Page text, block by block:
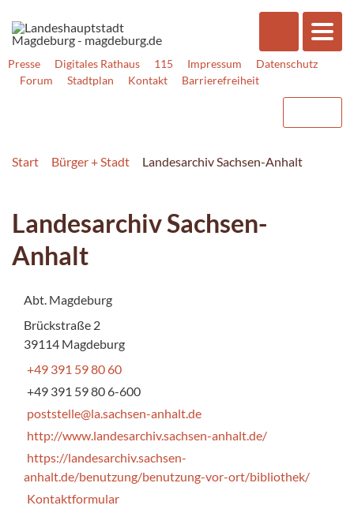
Presse Digitales Rathaus 115 Impressum
Datenschutz
Forum
Stadtplan Kontakt Barrierefreiheit
Start Bürger + Stadt Landesarchiv Sachsen-Anhalt
Landesarchiv Sachsen-
Anhalt
Abt. Magdeburg
Brückstraße 2
39114 Magdeburg
+49 391 59 80 60
+49 391 59 80 6-600
poststelle@la.sachsen-anhalt.de
http://www.landesarchiv.sachsen-anhalt.de/
https://landesarchiv.sachsen-
anhalt.de/benutzung/benutzung-vor-ort/bibliothek/
Kontaktformular